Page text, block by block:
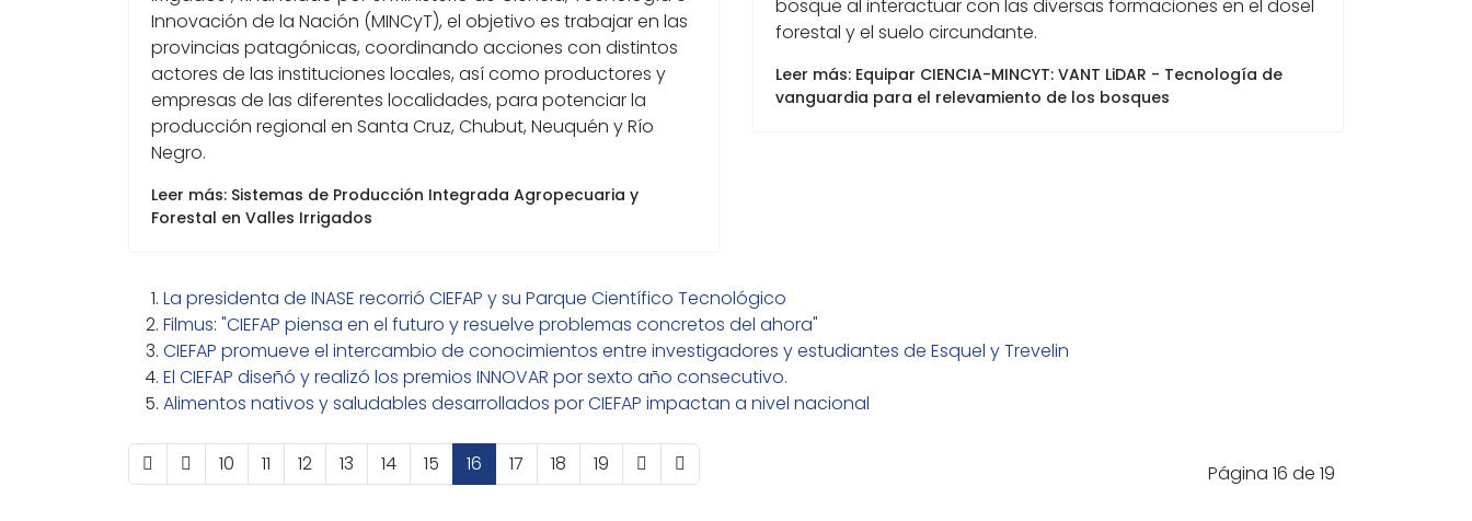
Innovación de la Nación (MINCyT), el objetivo es trabajar en las
provincias patagónicas, coordinando acciones con distintos
actores de las instituciones locales, así como productores y
empresas de las diferentes localidades, para potenciar la
producción regional en Santa Cruz, Chubut, Neuquén y Río
Negro.
Leer más: Sistemas de Producción Integrada Agropecuaria y
Forestal en Valles Irrigados
bosque al interactuar con las diversas formaciones en el dosel
forestal y el suelo circundante.
Leer más: Equipar CIENCIA-MINCYT: VANT LiDAR - Tecnología de
vanguardia para el relevamiento de los bosques
La presidenta de INASE recorrió CIEFAP y su Parque Científico Tecnológico
Filmus: "CIEFAP piensa en el futuro y resuelve problemas concretos del ahora"
CIEFAP promueve el intercambio de conocimientos entre investigadores y estudiantes de Esquel y Trevelin
El CIEFAP diseñó y realizó los premios INNOVAR por sexto año consecutivo.
Alimentos nativos y saludables desarrollados por CIEFAP impactan a nivel nacional
Página 16 de 19
10 11 12 13 14 15 16 17 18 19